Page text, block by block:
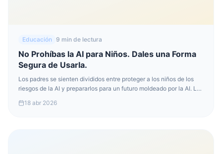
Educación 9 min de lectura
No Prohíbas la AI para Niños. Dales una Forma
Segura de Usarla.
Los padres se sienten divididos entre proteger a los niños de los
riesgos de la AI y prepararlos para un futuro moldeado por la AI. La
través de herramientas más seguras diseñadas para niños.
18 abr 2026